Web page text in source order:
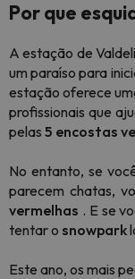
Por que
A estação de
um paraíso para
estação oferece
profissionais que
pelas 5 encostas
No entanto, se
parecem chatas,
vermelhas . E se
tentar o snowpark
Este ano, os mais